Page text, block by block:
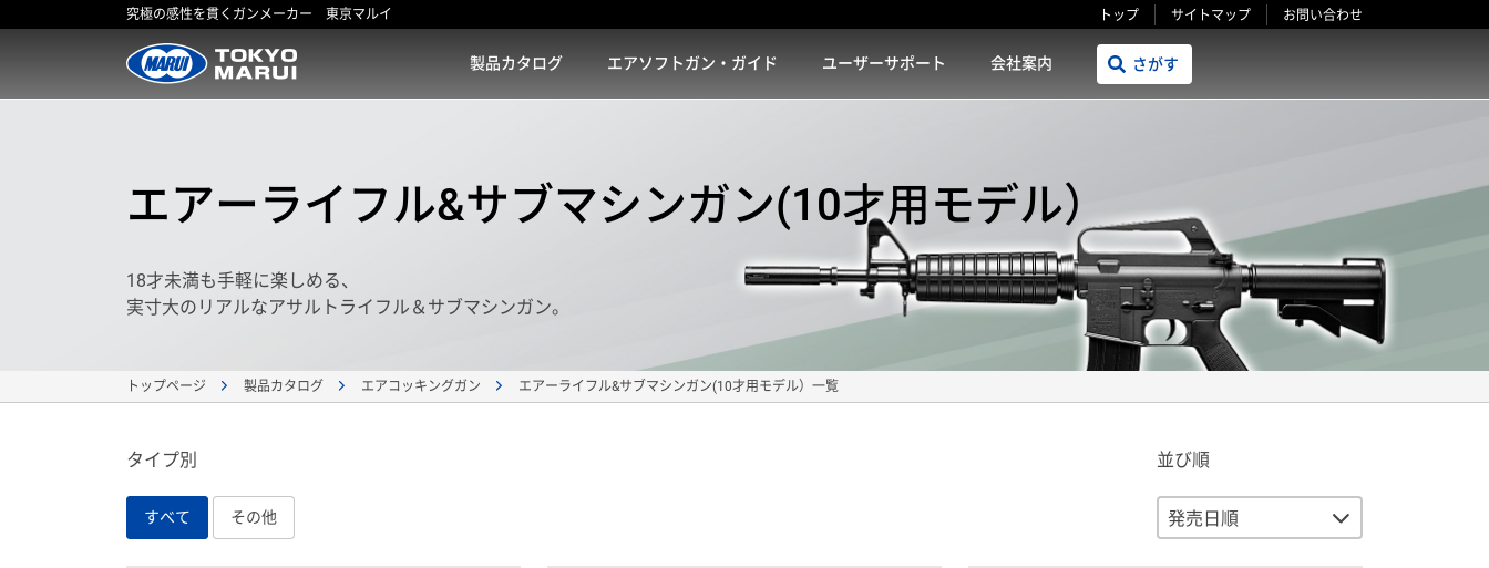
究極の感性を貫くガンメーカー 東京マルイ トップ サイトマップ お問い合わせ
製品カタログ エアソフトガン・ガイド ユーザーサポート 会社案内 さがす
エアーライフル&サブマシンガン(10才用モデル）
18才未満も手軽に楽しめる、
実寸大のリアルなアサルトライフル＆サブマシンガン。
トップページ 製品カタログ エアコッキングガン エアーライフル&サブマシンガン(10才用モデル）一覧
タイプ別
すべて その他
並び順